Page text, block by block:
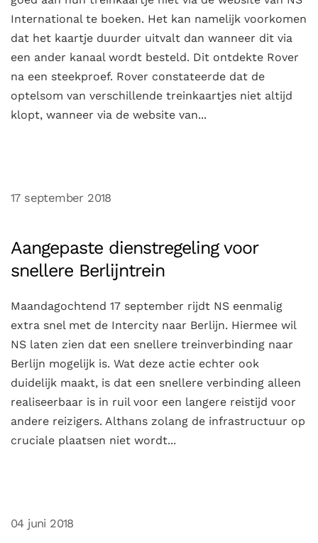
International te boeken. Het kan namelijk voorkomen
dat het kaartje duurder uitvalt dan wanneer dit via
een ander kanaal wordt besteld. Dit ontdekte Rover
na een steekproef. Rover constateerde dat de
optelsom van verschillende treinkaartjes niet altijd
klopt, wanneer via de website van...
17 september 2018
Aangepaste dienstregeling voor
snellere Berlijntrein
Maandagochtend 17 september rijdt NS eenmalig
extra snel met de Intercity naar Berlijn. Hiermee wil
NS laten zien dat een snellere treinverbinding naar
Berlijn mogelijk is. Wat deze actie echter ook
duidelijk maakt, is dat een snellere verbinding alleen
realiseerbaar is in ruil voor een langere reistijd voor
andere reizigers. Althans zolang de infrastructuur op
cruciale plaatsen niet wordt...
04 juni 2018